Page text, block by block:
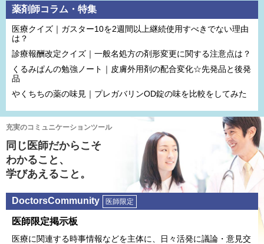
薬剤師コラム・特集
医療クイズ｜ガスター10を2週間以上継続使用すべきでない理由
は？
診療報酬改定クイズ｜一般名処方の剤形変更に関する注意点は？
くるみぱんの勉強ノート｜皮膚外用剤の配合変化☆先発品と後発
品
やくちちの薬の味見｜プレガバリンOD錠の味を比較をしてみた
充実のコミュニケーションツール
同じ医師だからこそ
わかること、
学びあえること。
DoctorsCommunity 医師限定
医師限定掲⽰板
医療に関連する時事情報などを主体に、⽇々活発に議論・意⾒交